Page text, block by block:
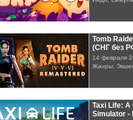
Tomb
(СНГ без
14 февраля
Жанры:
Taxi Life:
Simulator -